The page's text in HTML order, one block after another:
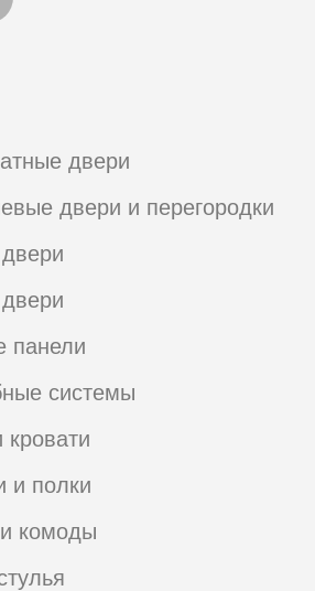
двери
двери и перегородки
панели
системы
комоды
и полки